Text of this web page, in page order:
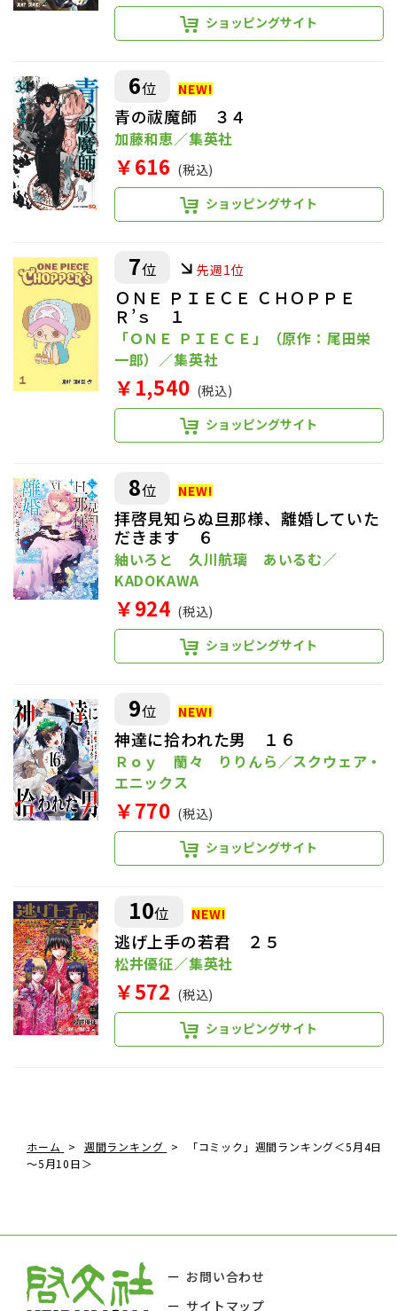
ショッピングサイト
6位
青の祓魔師 ３４
加藤和恵／集英社
￥616 (税込)
ショッピングサイト
7位 先週1位
ＯＮＥ ＰＩＥＣＥ ＣＨＯＰＰＥ
Ｒ’ｓ １
「ＯＮＥ ＰＩＥＣＥ」（原作：尾田栄
一郎）／集英社
￥1,540 (税込)
ショッピングサイト
8位
拝啓見知らぬ旦那様、離婚していた
だきます ６
紬いろと 久川航璃 あいるむ／
KADOKAWA
￥924 (税込)
ショッピングサイト
9位
神達に拾われた男 １６
Ｒｏｙ 蘭々 りりんら／スクウェア・
エニックス
￥770 (税込)
ショッピングサイト
10位
逃げ上手の若君 ２５
松井優征／集英社
￥572 (税込)
ショッピングサイト
ホーム 週間ランキング
「コミック」週間ランキング＜5月4日
～5月10日＞
お問い合わせ
サイトマップ